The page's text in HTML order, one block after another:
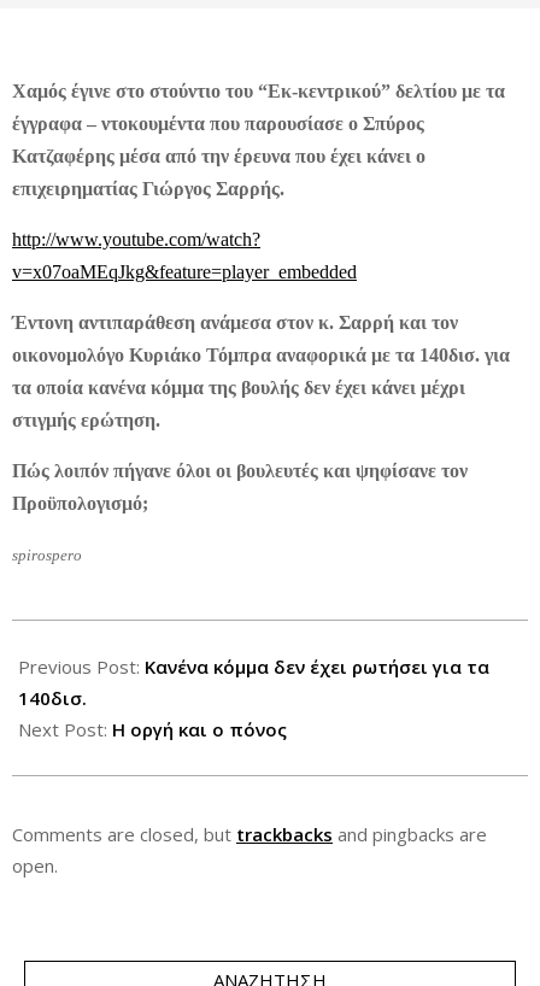
Χαμός έγινε στο στούντιο του “Εκ-κεντρικού” δελτίου με τα
έγγραφα – ντοκουμέντα που παρουσίασε ο Σπύρος
Κατζαφέρης μέσα από την έρευνα που έχει κάνει ο
επιχειρηματίας Γιώργος Σαρρής.
http://www.youtube.com/watch?
v=x07oaMEqJkg&feature=player_embedded
Έντονη αντιπαράθεση ανάμεσα στον κ. Σαρρή και τον
οικονομολόγο Κυριάκο Τόμπρα αναφορικά με τα 140δισ. για
τα οποία κανένα κόμμα της βουλής δεν έχει κάνει μέχρι
στιγμής ερώτηση.
Πώς λοιπόν πήγανε όλοι οι βουλευτές και ψηφίσανε τον
Προϋπολογισμό;
spirospero
11-
13
Previous Post: Κανένα κόμμα δεν έχει ρωτήσει για τα
140δισ.
Next Post: Η οργή και ο πόνος
Comments are closed, but trackbacks and pingbacks are
open.
ΑΝΑΖΉΤΗΣΗ